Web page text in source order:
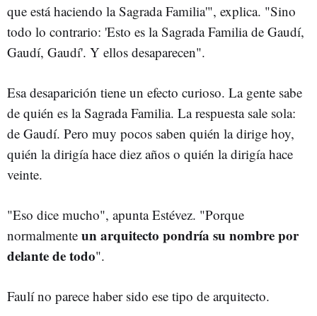
que está haciendo la Sagrada Familia'", explica. "Sino
todo lo contrario: 'Esto es la Sagrada Familia de Gaudí,
Gaudí, Gaudí'. Y ellos desaparecen".
Esa desaparición tiene un efecto curioso. La gente sabe
de quién es la Sagrada Familia. La respuesta sale sola:
de Gaudí. Pero muy pocos saben quién la dirige hoy,
quién la dirigía hace diez años o quién la dirigía hace
veinte.
"Eso dice mucho", apunta Estévez. "Porque
normalmente un arquitecto pondría su nombre por
delante de todo".
Faulí no parece haber sido ese tipo de arquitecto.